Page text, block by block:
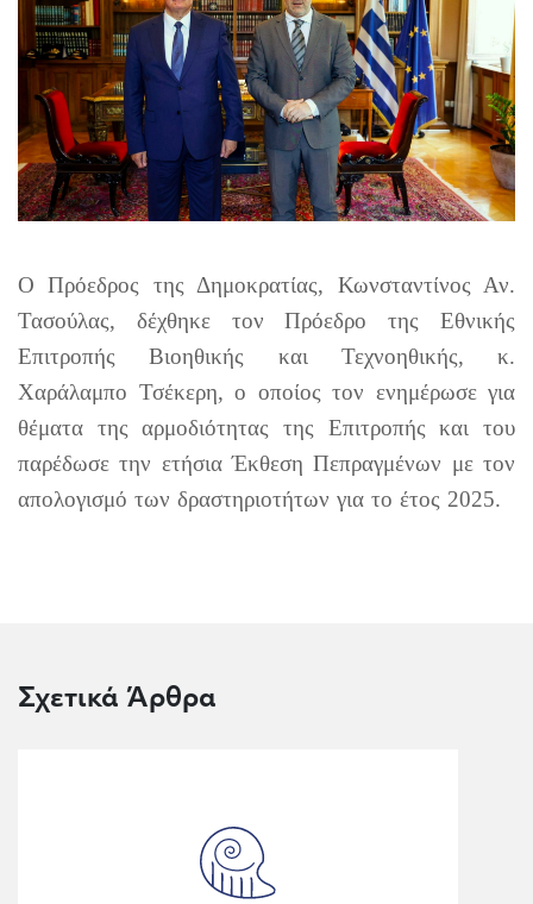
O Πρόεδρος της Δημοκρατίας, Κωνσταντίνος Αν.
Τασούλας, δέχθηκε τον Πρόεδρο της Εθνικής
Επιτροπής Βιοηθικής και Τεχνοηθικής, κ.
Χαράλαμπο Τσέκερη, ο οποίος τον ενημέρωσε για
θέματα της αρμοδιότητας της Επιτροπής και του
παρέδωσε την ετήσια Έκθεση Πεπραγμένων με τον
απολογισμό των δραστηριοτήτων για το έτος 2025.
Σχετικά Άρθρα